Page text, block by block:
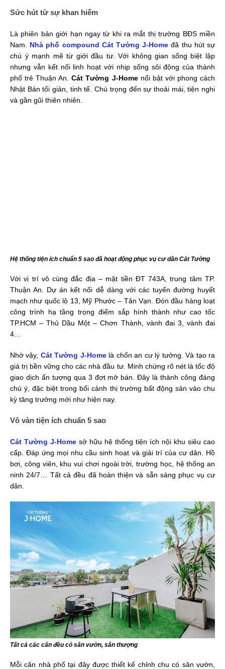
Sức hút từ sự khan hiếm
Là phiên bản giới hạn ngay từ khi ra mắt thị trường BĐS miền
Nam.
Nhà phố compound Cát Tường J-Home đã thu hút sự
chú ý mạnh mẽ từ giới đầu tư. Với không gian sống biệt lập
nhưng vẫn kết nối linh hoạt với nhịp sống sôi động của thành
phố trẻ Thuận An.Cát Tường J-Homenổi bật với phong cách
Nhật Bản tối giản, tinh tế. Chú trọng đến sự thoải mái, tiện nghi
và gần gũi thiên nhiên.
Hệ thống tiện ích chuẩn 5 sao đã hoạt động phục vụ cư dân Cát Tường
Với vị trí vô cùng đắc địa – mặt tiền ĐT 743A, trung tâm TP.
Thuận An. Dự án kết nối dễ dàng với các tuyến đường huyết
mạch như quốc lộ 13, Mỹ Phước – Tân Vạn. Đón đầu hàng loạt
công trình hạ tầng trọng điểm sắp hình thành như cao tốc
TP.HCM – Thủ Dầu Một – Chơn Thành, vành đai 3, vành đai
4…
Nhờ vậy, Cát Tường J-Home là chốn an cư lý tưởng. Và tạo ra
giá trị bền vững cho các nhà đầu tư. Minh chứng rõ nét là tốc độ
giao dịch ấn tượng qua 3 đợt mở bán. Đây là thành công đáng
chú ý, đặc biệt trong bối cảnh thị trường bất động sản vào chu
kỳ tăng trưởng mới như hiện nay.
Vô vàn tiện ích chuẩn 5 sao
Cát Tường J-Home sở hữu hệ thống tiện ích nội khu siêu cao
cấp. Đáp ứng mọi nhu cầu sinh hoạt và giải trí của cư dân. Hồ
bơi, công viên, khu vui chơi ngoài trời, trường học, hệ thống an
ninh 24/7… Tất cả đều đã hoàn thiện và sẵn sàng phục vụ cư
dân.
Tất cả các căn đều có sân vườn, sân thượng
Mỗi căn nhà phố tại đây được thiết kế chỉnh chu có sân vườn,